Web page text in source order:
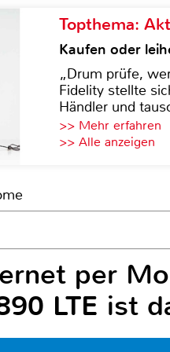
Topthema:
Kaufen oder
„Drum prüfe,
Fidelity stellte
Händler und
>> Mehr erfahren
>> Alle anzeigen
per
LTE ist